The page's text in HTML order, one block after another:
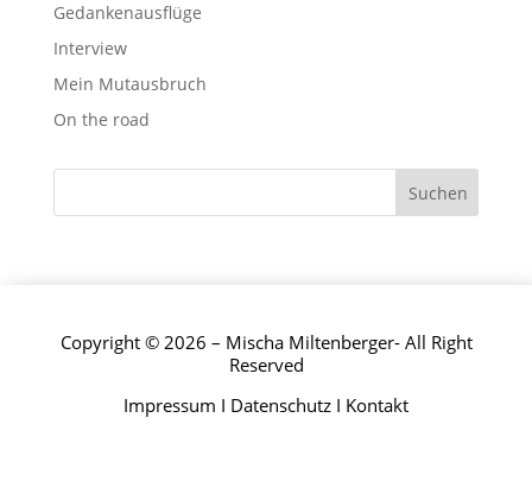
Gedankenausflüge
Interview
Mein Mutausbruch
On the road
Copyright © 2026 – Mischa Miltenberger- All Right
Reserved
Impressum I Datenschutz I Kontakt